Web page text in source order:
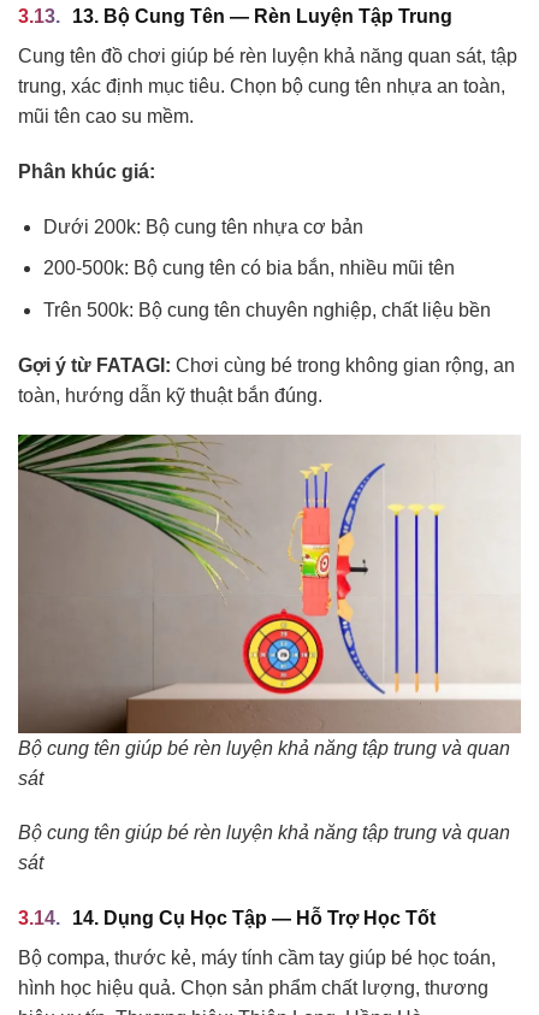
13. Bộ Cung Tên — Rèn Luyện Tập Trung
Cung tên đồ chơi giúp bé rèn luyện khả năng quan sát, tập
trung, xác định mục tiêu. Chọn bộ cung tên nhựa an toàn,
mũi tên cao su mềm.
Phân khúc giá:
Dưới 200k: Bộ cung tên nhựa cơ bản
200-500k: Bộ cung tên có bia bắn, nhiều mũi tên
Trên 500k: Bộ cung tên chuyên nghiệp, chất liệu bền
Gợi ý từ FATAGI: Chơi cùng bé trong không gian rộng, an
toàn, hướng dẫn kỹ thuật bắn đúng.
Bộ cung tên giúp bé rèn luyện khả năng tập trung và quan
sát
Bộ cung tên giúp bé rèn luyện khả năng tập trung và quan
sát
14. Dụng Cụ Học Tập — Hỗ Trợ Học Tốt
Bộ compa, thước kẻ, máy tính cầm tay giúp bé học toán,
hình học hiệu quả. Chọn sản phẩm chất lượng, thương